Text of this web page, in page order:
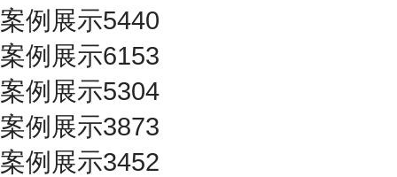
案例展示5440
案例展示6153
案例展示5304
案例展示3873
案例展示3452